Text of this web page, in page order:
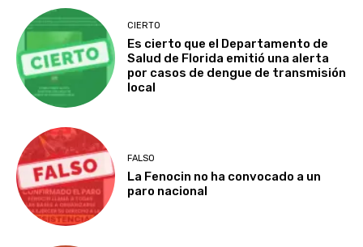
CIERTO
Es cierto que el Departamento de
Salud de Florida emitió una alerta
por casos de dengue de transmisión
local
FALSO
La Fenocin no ha convocado a un
paro nacional